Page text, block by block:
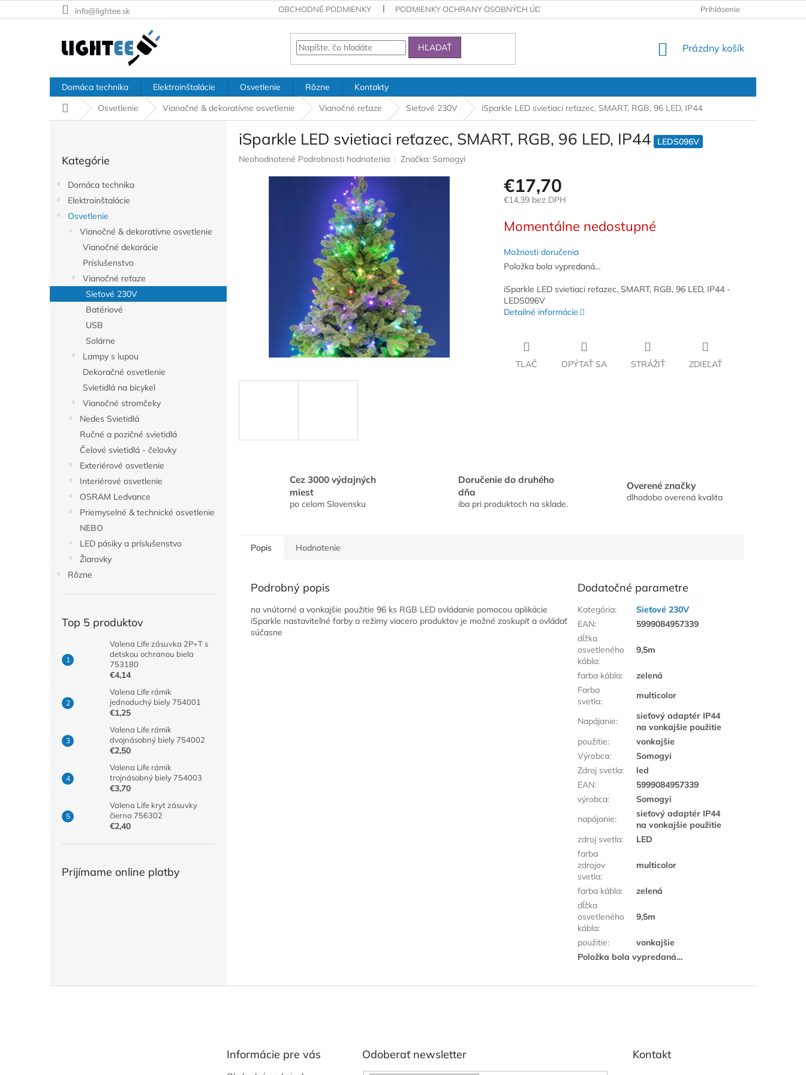
na
info@lightee.sk OBCHODNÉ PODMIENKY PODMIENKY OCHRANY OSOBNÝCH ÚDAJOV Prihlásenie
HĽADAŤ
NÁKUPNÝ
Prázdny košík
Domáca technika Elektroinštalácie Osvetlenie Rôzne
Kontakty
DomovOsvetlenie Vianočné & dekoratívne osvetlenie Vianočné reťaze Sieťové 230V iSparkle LED svietiaci reťazec, SMART, RGB, 96 LED, IP44
kategórie
Kategórie
Domáca technika
Elektroinštalácie
Osvetlenie
Vianočné & dekoratívne osvetlenie
Vianočné dekorácie
Príslušenstvo
Vianočné reťaze
Sieťové 230V
Batériové
USB
Solárne
Lampy s lupou
Dekoračné osvetlenie
Svietidlá na bicykel
Vianočné stromčeky
Nedes Svietidlá
Ručné a pozičné svietidlá
Čelové svietidlá - čelovky
Exteriérové osvetlenie
Interiérové osvetlenie
OSRAM Ledvance
Priemyselné & technické osvetlenie
NEBO
LED pásiky a príslušenstvo
Žiarovky
Rôzne
Top 5 produktov
Valena Life zásuvka 2P+T s
detskou ochranou biela
753180
€4,14
Valena Life rámik
jednoduchý biely 754001
€1,25
Valena Life rámik
dvojnásobný biely 754002
€2,50
Valena Life rámik
trojnásobný biely 754003
€3,70
Valena Life kryt zásuvky
čierna 756302
€2,40
Prijímame online platby
iSparkle LED svietiaci reťazec, SMART, RGB, 96 LED, IP44
LEDS096V
Priemerné
Neohodnotené Podrobnosti hodnotenia Značka: Somogyi
€17,70
€14,39 bez DPH
cena:
Momentálne nedostupné
Možnosti doručenia
Položka bola vypredaná…
iSparkle LED svietiaci reťazec, SMART, RGB, 96 LED, IP44 -
LEDS096V
Detailné informácie
TLAČ OPÝTAŤ SA STRÁŽIŤ ZDIEĽAŤ
Cez 3000 výdajných
miest
po celom Slovensku
Doručenie do druhého
dňa
iba pri produktoch na sklade.
Overené značky
dlhodobo overená kvalita
Popis Hodnotenie
Podrobný popis
na vnútorné a vonkajšie použitie 96 ks RGB LED ovládanie pomocou aplikácie
iSparkle nastaviteľné farby a režimy viacero produktov je možné zoskupiť a ovládať
súčasne
Dodatočné parametre
Kategória:
Sieťové 230V
EAN:
5999084957339
dĺžka
osvetleného
kábla:
9,5m
farba kábla:
zelená
Farba
svetla:
multicolor
Napájanie:
sieťový adaptér IP44
na vonkajšie použitie
použitie:
vonkajšie
Výrobca:
Somogyi
Zdroj svetla:
led
EAN:
5999084957339
výrobca:
Somogyi
napájanie:
sieťový adaptér IP44
na vonkajšie použitie
zdroj svetla:
LED
farba
zdrojov
svetla:
multicolor
farba kábla:
zelená
dĺžka
osvetleného
kábla:
9,5m
použitie:
vonkajšie
Položka bola vypredaná…
Informácie pre vás Odoberať newsletter Kontakt